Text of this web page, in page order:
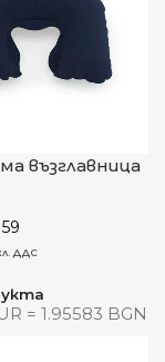
възглавница
= 1.95583 BGN